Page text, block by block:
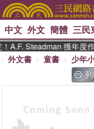
熱搜： 東野圭吾
The Odyssey
史是一群喵 、
偉大的迷走神經
中文 外文 簡體 三民
A.F. Steadman 獲年度
外文書 童書
少年